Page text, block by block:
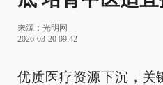
来源： 光明网
2026-03-20 09:42
优质医疗资源下沉，关